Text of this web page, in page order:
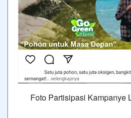
Foto Partisipasi Kampanye